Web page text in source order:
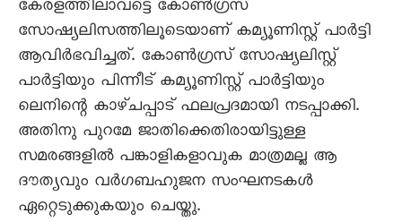
കേരളത്തിലാവട്ടെ കോൺഗ്രസ്
സോഷ്യലിസത്തിലൂടെയാണ് കമ്യൂണിസ്റ്റ് പാർട്ടി
ആവിർഭവിച്ചത്. കോൺഗ്രസ് സോഷ്യലിസ്റ്റ്
പാർട്ടിയും പിന്നീട് കമ്യൂണിസ്റ്റ് പാർട്ടിയും
ലെനിന്റെ കാഴ്ചപ്പാട് ഫലപ്രദമായി നടപ്പാക്കി.
അതിനു പുറമേ ജാതിക്കെതിരായിട്ടുള്ള
സമരങ്ങളിൽ പങ്കാളികളാവുക മാത്രമല്ല ആ
ദൗത്യവും വർഗബഹുജന സംഘനടകൾ
ഏറ്റെടുക്കുകയും ചെയ്തു.